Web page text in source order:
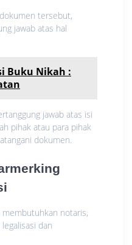
tersebut,
jawab atas hal
Buku Nikah :
jawab atas isi
pihak atau para pihak
dokumen.
membutuhkan notaris,
dan